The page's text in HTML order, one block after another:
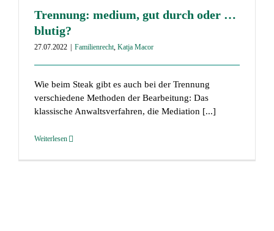
Trennung: medium, gut durch oder …
blutig?
27.07.2022 Familienrecht, Katja Macor
Wie beim Steak gibt es auch bei der Trennung
verschiedene Methoden der Bearbeitung: Das
klassische Anwaltsverfahren, die Mediation [...]
Weiterlesen